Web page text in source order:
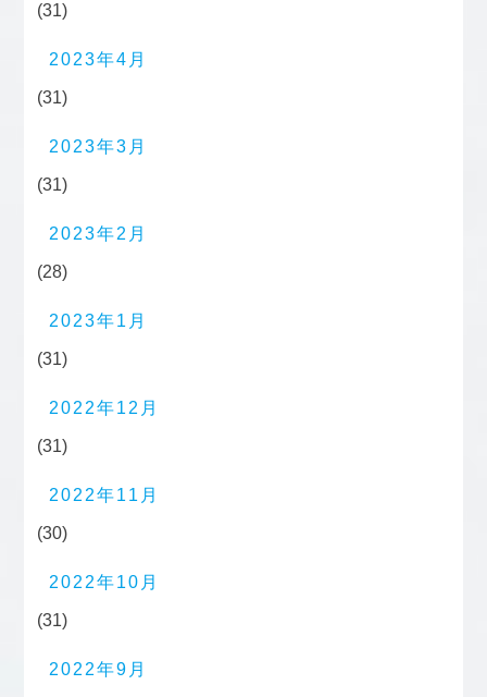
(31)
2023年4月
(31)
2023年3月
(31)
2023年2月
(28)
2023年1月
(31)
2022年12月
(31)
2022年11月
(30)
2022年10月
(31)
2022年9月